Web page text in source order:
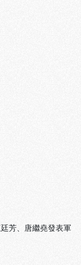
芳、唐繼堯發表軍